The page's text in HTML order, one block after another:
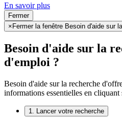
En savoir plus
Fermer
× Fermer la fenêtre Besoin d'aide sur
Besoin d'aide sur la
d'emploi ?
Besoin d'aide sur la recherche
informations essentielles en
1. Lancer votre recherche